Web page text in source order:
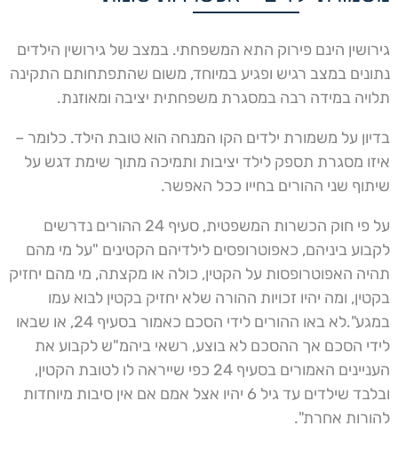
גירושין הינם פירוק התא המשפחתי. במצב של גירושין הילדים
נתונים במצב רגיש ופגיע במיוחד, משום שהתפתחותם התקינה
תלויה במידה רבה במסגרת משפחתית יציבה ומאוזנת.
בדיון על משמורת ילדים הקו המנחה הוא טובת הילד. כלומר –
איזו מסגרת תספק לילד יציבות ותמיכה מתוך שימת דגש על
שיתוף שני ההורים בחייו ככל האפשר.
על פי חוק הכשרות המשפטית, סעיף 24 ההורים נדרשים
לקבוע ביניהם, כאפוטרופסים לילדיהם הקטינים "על מי מהם
תהיה האפוטרופסות על הקטין, כולה או מקצתה, מי מהם יחזיק
בקטין, ומה יהיו זכויות ההורה שלא יחזיק בקטין לבוא עמו
במגע".לא באו ההורים לידי הסכם כאמור בסעיף 24, או שבאו
לידי הסכם אך ההסכם לא בוצע, רשאי ביהמ"ש לקבוע את
העניינים האמורים בסעיף 24 כפי שייראה לו לטובת הקטין,
ובלבד שילדים עד גיל 6 יהיו אצל אמם אם אין סיבות מיוחדות
להורות אחרת".